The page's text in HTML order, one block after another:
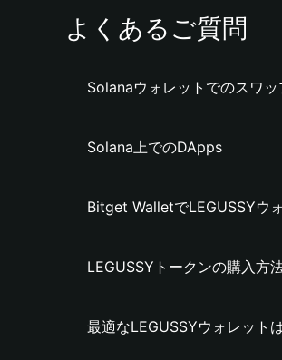
よくあるご質問
Solanaウォレットでのスワッ
Solana上でのDApps
Bitget WalletでLEGUSSYウ
LEGUSSYトークンの購入方
最適なLEGUSSYウォレット